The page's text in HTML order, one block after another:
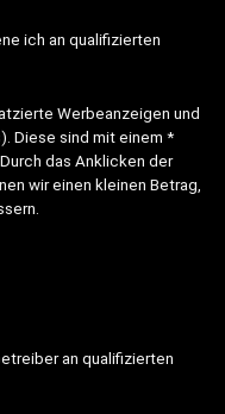
ich an qualifizierten
Werbeanzeigen und
Diese sind mit einem *
das Anklicken der
wir einen kleinen Betrag,
an qualifizierten